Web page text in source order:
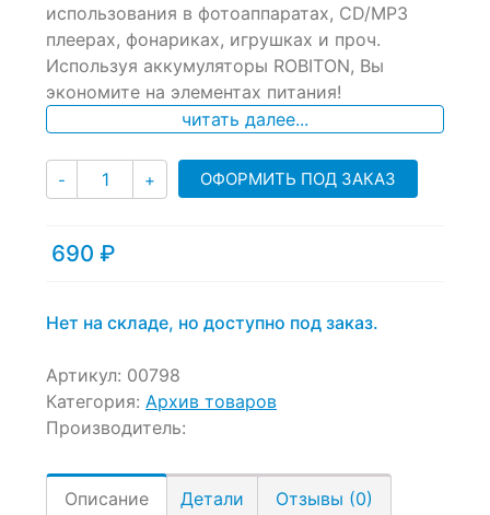
on
customer
ratings
использования в фотоаппаратах, CD/MP3
плеерах, фонариках, игрушках и проч.
Используя аккумуляторы ROBITON, Вы
экономите на элементах питания!
читать далее...
- Количество
+ ОФОРМИТЬ ПОД ЗАКАЗ
690 ₽
Нет на складе, но доступно под заказ.
Артикул: 00798
Категория: Архив товаров
Производитель:
Описание Детали Отзывы (0)